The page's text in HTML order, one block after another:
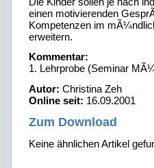
einen motivierenden
Kompetenzen im
erweitern.
Kommentar:
1. Lehrprobe (Seminar
Autor: Christina Zeh
Online seit: 16.09.2001
Zum Download
Keine ähnlichen Artikel